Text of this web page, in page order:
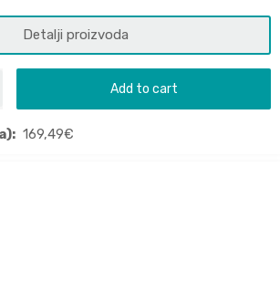
Detalji proizvoda
Add to cart
169,49€